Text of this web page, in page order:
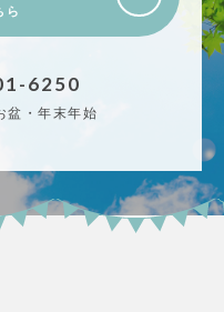
ら
6250
盆・年末年始